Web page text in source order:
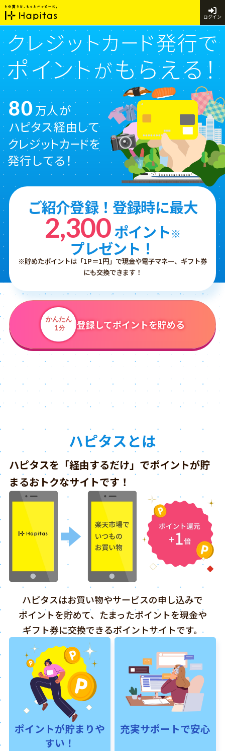
ログイン
ご紹介登録！登録時に最大
2,300ポイント※
プレゼント！
※貯めたポイントは「1P＝1円」で現金や電子マネー、ギフト券
にも交換できます！
かんたん
1分 登録してポイントを貯める
ハピタスとは
ハピタスを「経由するだけ」でポイントが貯
まるおトクなサイトです！
ハピタスはお買い物やサービスの申し込みで
ポイントを貯めて、たまったポイントを現金や
ギフト券に交換できるポイントサイトです。
ポイントが貯まりや
すい！
充実サポートで安心